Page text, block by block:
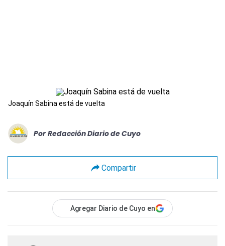
Joaquín Sabina está de vuelta
Por Redacción Diario de Cuyo
Compartir
Agregar Diario de Cuyo en